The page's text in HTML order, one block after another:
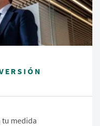
tu medida